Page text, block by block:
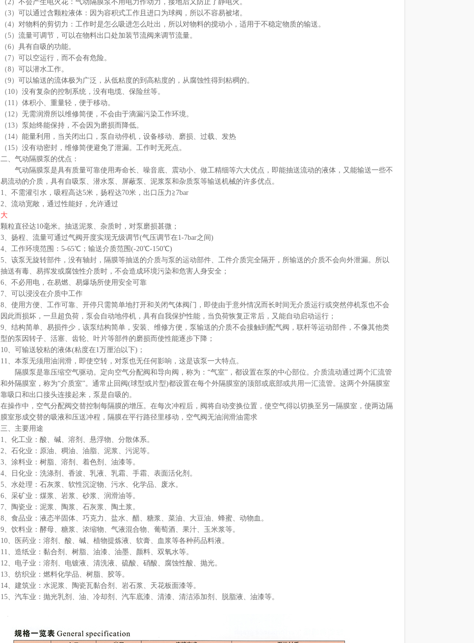
（2）不会产生电火花：气动隔膜泵不用电力作动力，接地后又防止了静电火。
（3）可以通过含颗粒液体：因为容积式工作且进口为球阀，所以不容易被堵。
（4）对物料的剪切力：工作时是怎么吸进怎么吐出，所以对物料的搅动小，适用于不稳定物质的输送。
（5）流量可调节，可以在物料出口处加装节流阀来调节流量。
（6）具有自吸的功能。
（7）可以空运行，而不会有危险。
（8）可以潜水工作。
（9）可以输送的流体极为广泛，从低粘度的到高粘度的，从腐蚀性得到粘稠的。
（10）没有复杂的控制系统，没有电缆、保险丝等。
（11）体积小、重量轻，便于移动。
（12）无需润滑所以维修简便，不会由于滴漏污染工作环境。
（13）泵始终能保持，不会因为磨损而降低。
（14）能量利用，当关闭出口，泵自动停机，设备移动、磨损、过载、发热
（15）没有动密封，维修简便避免了泄漏。工作时无死点。
二、气动隔膜泵的优点：
气动隔膜泵是具有质量可靠使用寿命长、噪音底、震动小、做工精细等六大优点，即能抽送流动的液体，又能输送一些不
易流动的介质，具有自吸泵、潜水泵、屏蔽泵、泥浆泵和杂质泵等输送机械的许多优点。
1、不需灌引水，吸程高达5米，扬程达70米，出口压力≧7bar
2、流动宽敞，通过性能好，允许通过
大
颗粒直径达10毫米。抽送泥浆、杂质时，对泵磨损甚微；
3、扬程、流量可通过气阀开度实现无级调节(气压调节在1-7bar之间)
4、工作环境范围：5-65℃；输送介质范围(-20℃-150℃)
5、该泵无旋转部件，没有轴封，隔膜等抽送的介质与泵的运动部件、工件介质完全隔开，所输送的介质不会向外泄漏。所以
抽送有毒、易挥发或腐蚀性介质时，不会造成环境污染和危害人身安全；
6、不必用电，在易燃、易爆场所使用安全可靠
7、可以浸没在介质中工作
8、使用方便、工作可靠、开停只需简单地打开和关闭气体阀门，即使由于意外情况而长时间无介质运行或突然停机泵也不会
因此而损坏，一旦超负荷，泵会自动地停机，具有自我保护性能，当负荷恢复正常后，又能自动启动运行；
9、结构简单、易损件少，该泵结构简单，安装、维修方便，泵输送的介质不会接触到配气阀，联杆等运动部件，不像其他类
型的泵因转子、活塞、齿轮、叶片等部件的磨损而使性能逐步下降；
10、可输送较粘的液体(粘度在1万厘泊以下)；
11、本泵无须用油润滑，即使空转，对泵也无任何影响，这是该泵一大特点。
隔膜泵是靠压缩空气驱动。定向空气分配阀和导向阀，称为：“气室”，都设置在泵的中心部位。介质流动通过两个汇流管
和外隔膜室，称为“介质室”。通常止回阀(球型或片型)都设置在每个外隔膜室的顶部或底部或共用一汇流管。这两个外隔膜室
靠吸口和出口接头连接起来，泵是自吸的。
在操作中，空气分配阀交替控制每隔膜的增压。在每次冲程后，阀将自动变换位置，使空气得以切换至另一隔膜室，使两边隔
膜室形成交替的吸液和压送冲程，隔膜在平行路径里移动，空气阀无油润滑油需求
三、主要用途
1、化工业：酸、碱、溶剂、悬浮物、分散体系。
2、石化业：原油、稠油、油脂、泥浆、污泥等。
3、涂料业：树脂、溶剂、着色剂、油漆等。
4、日化业：洗涤剂、香波、乳液、乳霜、手霜、表面活化剂。
5、水处理：石灰浆、软性沉淀物、污水、化学品、废水。
6、采矿业：煤浆、岩浆、砂浆、润滑油等。
7、陶瓷业：泥浆、陶浆、石灰浆、陶土浆。
8、食品业：液态半固体、巧克力、盐水、醋、糖浆、菜油、大豆油、蜂蜜、动物血。
9、饮料业：酵母、糖浆、浓缩物、气液混合物、葡萄酒、果汁、玉米浆等。
10、医药业：溶剂、酸、碱、植物提炼液、软膏、血浆等各种药品料液。
11、造纸业：黏合剂、树脂、油漆、油墨、颜料、双氧水等。
12、电子业：溶剂、电镀液、清洗液、硫酸、硝酸、腐蚀性酸、抛光。
13、纺织业：燃料化学品、树脂、胶等。
14、建筑业：水泥浆、陶瓷瓦黏合剂、岩石浆、天花板面漆等。
15、汽车业：抛光乳剂、油、冷却剂、汽车底漆、清漆、清洁添加剂、脱脂液、油漆等。